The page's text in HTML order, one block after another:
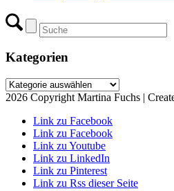
Kategorien
Kategorien
2026 Copyright Martina Fuchs |
Link zu Facebook
Link zu Facebook
Link zu Youtube
Link zu LinkedIn
Link zu Pinterest
Link zu Rss dieser Seite